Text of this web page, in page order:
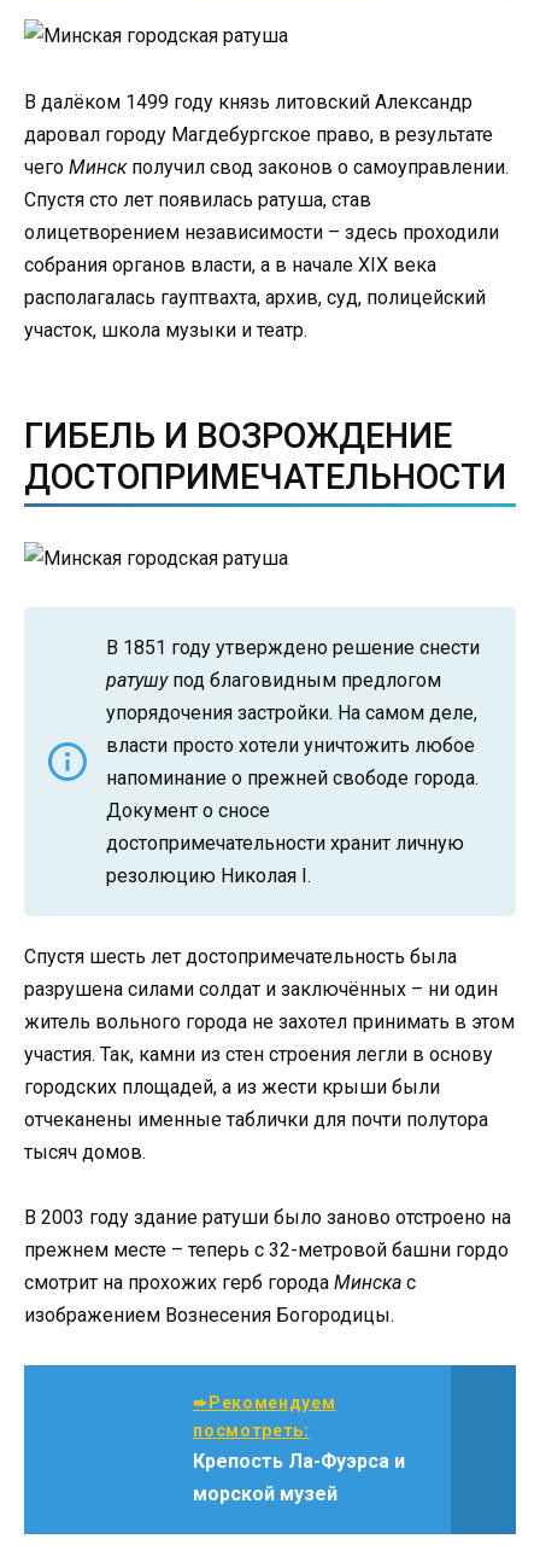
В далёком 1499 году князь литовский Александр
даровал городу Магдебургское право, в результате
чего Минскполучил свод законов о самоуправлении.
Спустя сто лет появилась ратуша, став
олицетворением независимости – здесь проходили
собрания органов власти, а в начале XIX века
располагалась гауптвахта, архив, суд, полицейский
участок, школа музыки и театр.
ГИБЕЛЬ И ВОЗРОЖДЕНИЕ
ДОСТОПРИМЕЧАТЕЛЬНОСТИ
В 1851 году утверждено решение снести
ратушупод благовидным предлогом
упорядочения застройки. На самом деле,
власти просто хотели уничтожить любое
напоминание о прежней свободе города.
Документ о сносе
достопримечательности хранит личную
резолюцию Николая I.
Спустя шесть лет достопримечательность была
разрушена силами солдат и заключённых – ни один
житель вольного города не захотел принимать в этом
участия. Так, камни из стен строения легли в основу
городских площадей, а из жести крыши были
отчеканены именные таблички для почти полутора
тысяч домов.
В 2003 году здание ратуши было заново отстроено на
прежнем месте – теперь с 32-метровой башни гордо
смотрит на прохожих герб города Минска с
изображением Вознесения Богородицы.
➨Рекомендуем
посмотреть:
Крепость Ла-Фуэрса и
морской музей